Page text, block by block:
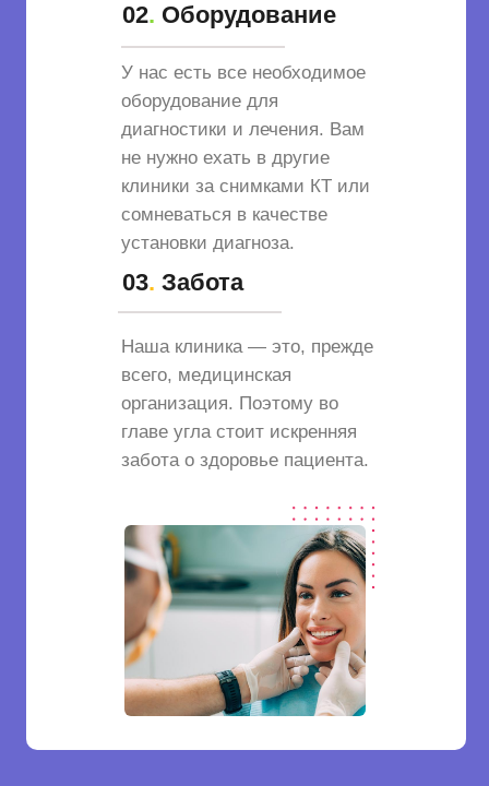
У нас есть все необходимое
оборудование для
диагностики и лечения. Вам
не нужно ехать в другие
клиники за снимками КТ или
сомневаться в качестве
установки диагноза.
Наша клиника — это, прежде
всего, медицинская
организация. Поэтому во
главе угла стоит искренняя
забота о здоровье пациента.
02. Оборудование
03. Забота